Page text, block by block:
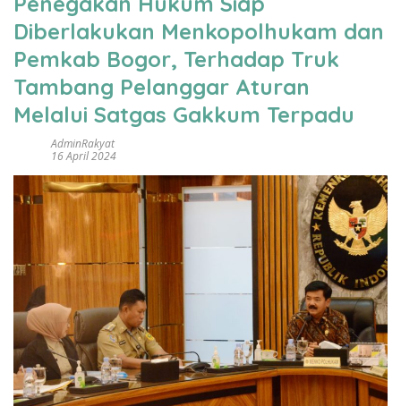
Diberlakukan Menkopolhukam dan
Pemkab Bogor, Terhadap Truk
Tambang Pelanggar Aturan
Melalui Satgas Gakkum Terpadu
AdminRakyat
16 April 2024